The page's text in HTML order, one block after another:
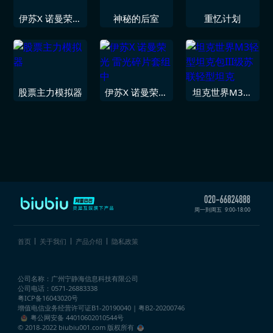
伊苏X 诺曼荣光
神秘的后室 重忆计划
股票主力模拟器
伊苏X 诺曼荣光
坦克世界M3轻
周一到周五 9:00-18:00
首页 关于我们 产品介绍 隐私政策
公司名称：广州宁静海信息科技有限公司
公司电话：0571-26883338
粤ICP备16043020号
增值电信业务经营许可证B1-20190040 | 粤B2-20200746
粤公网安备 44010602010544号
© 2018-2022 biubiu001.com 版权所有